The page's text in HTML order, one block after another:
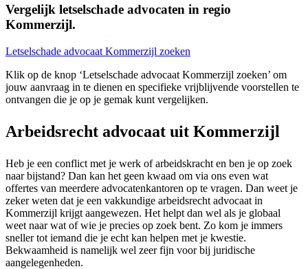
Vergelijk letselschade advocaten in regio
Kommerzijl.
Letselschade advocaat Kommerzijl zoeken
Klik op de knop ‘Letselschade advocaat Kommerzijl zoeken’ om
jouw aanvraag in te dienen en specifieke vrijblijvende voorstellen te
ontvangen die je op je gemak kunt vergelijken.
Arbeidsrecht advocaat uit Kommerzijl
Heb je een conflict met je werk of arbeidskracht en ben je op zoek
naar bijstand? Dan kan het geen kwaad om via ons even wat
offertes van meerdere advocatenkantoren op te vragen. Dan weet je
zeker weten dat je een vakkundige arbeidsrecht advocaat in
Kommerzijl krijgt aangewezen. Het helpt dan wel als je globaal
weet naar wat of wie je precies op zoek bent. Zo kom je immers
sneller tot iemand die je echt kan helpen met je kwestie.
Bekwaamheid is namelijk wel zeer fijn voor bij juridische
aangelegenheden.